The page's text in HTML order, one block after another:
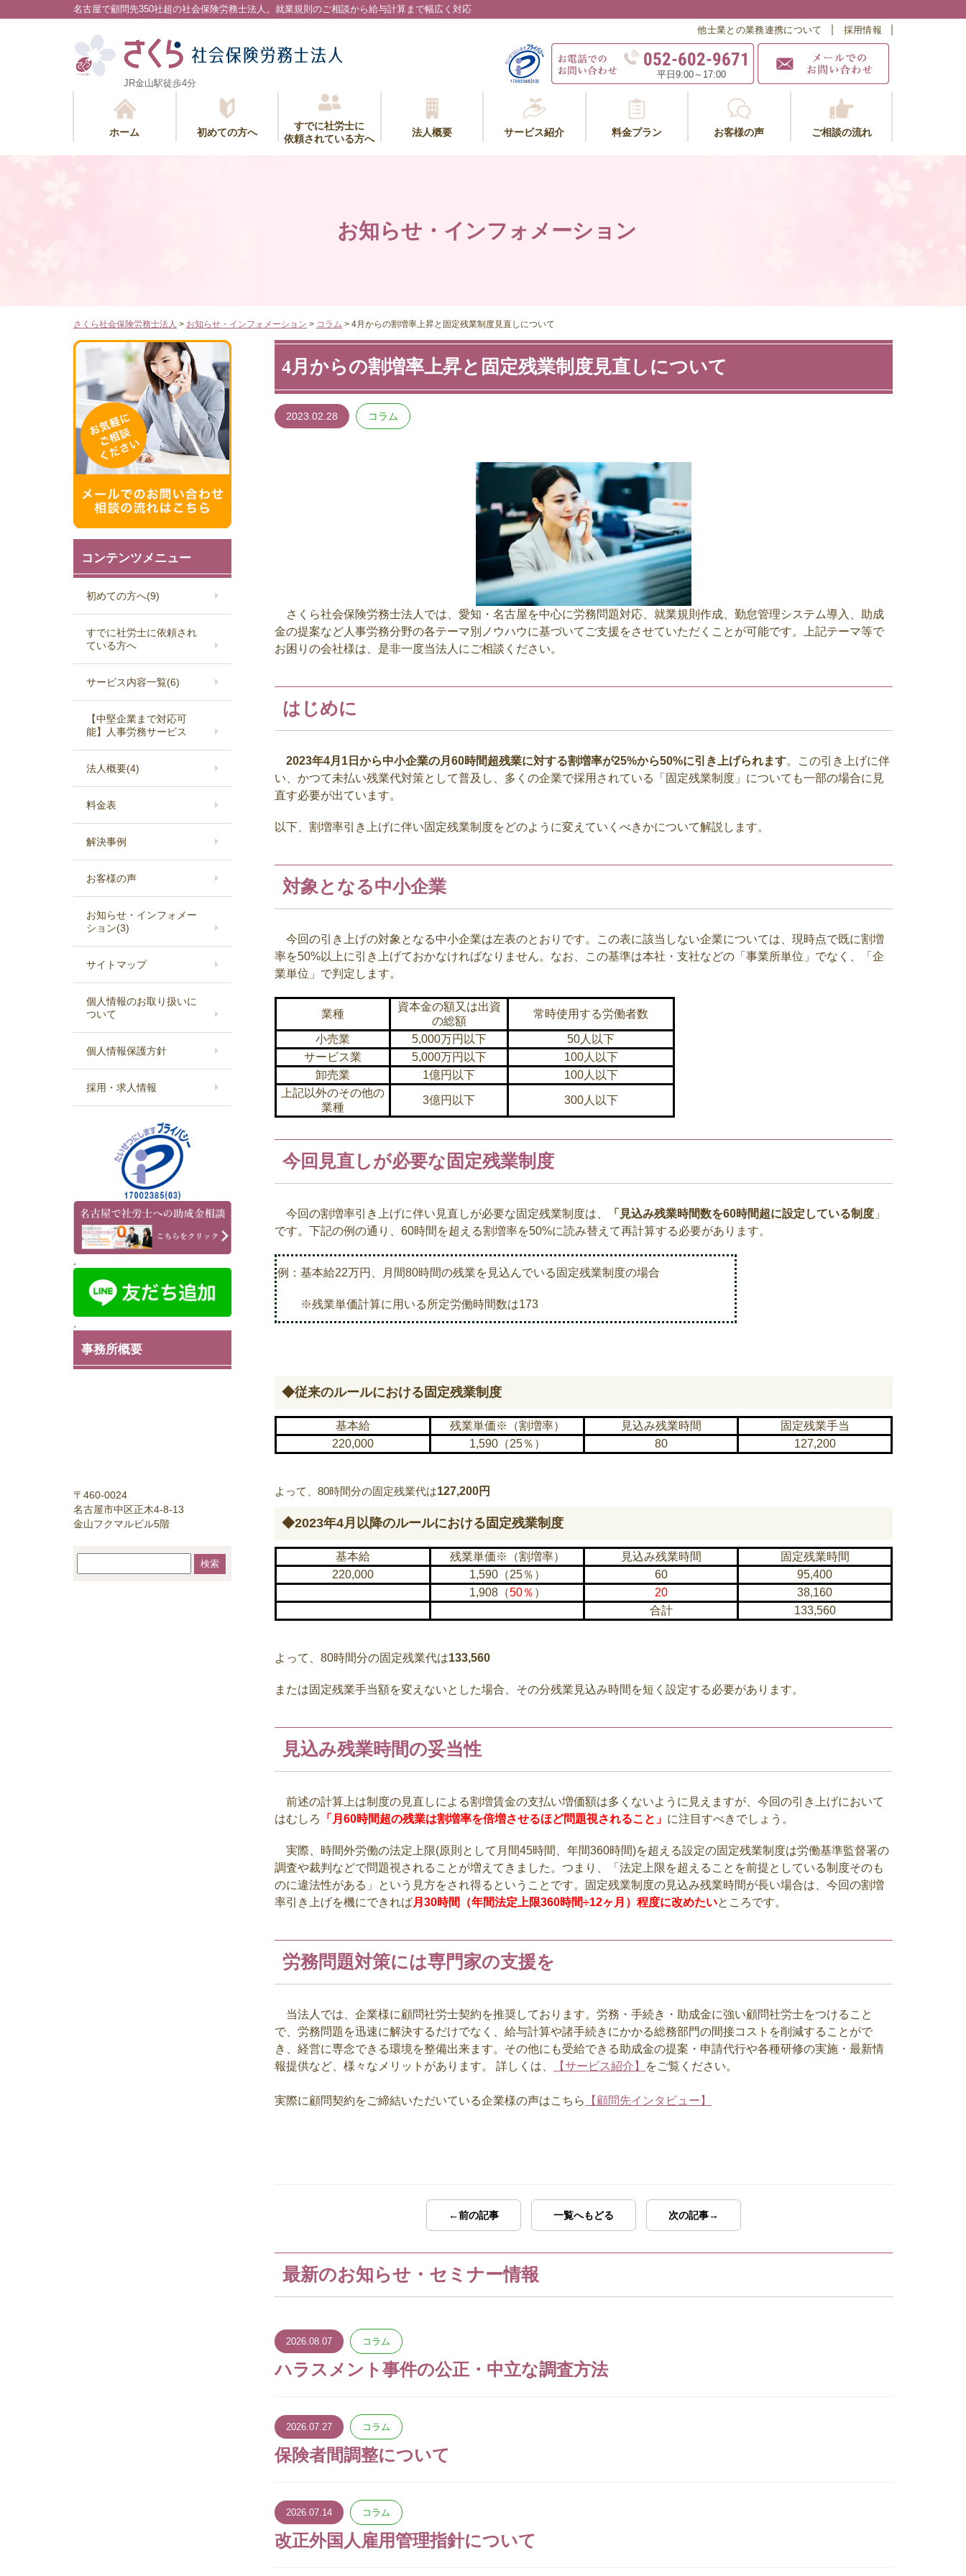
名古屋で顧問先350社超の社会保険労務士法人。 就業規則のご相談から給与計算まで幅広く対応
JR金山駅徒歩4分
他士業との業務連携について 採用情報
052-602-9671
平日9:00～17:00
ホーム 初めての方へ
すでに社労士に
依頼されている方へ
法人概要 サービス紹介 料金プラン お客様の声 ご相談の流れ
お知らせ・インフォメーション
さくら社会保険労務士法人 > お知らせ・インフォメーション > コラム > 4月からの割増率上昇と固定残業制度見直しについて
4月からの割増率上昇と固定残業制度見直しについて
2023.02.28 コラム
さくら社会保険労務士法人では、愛知・名古屋を中心に労務問題対応、就業規則作成、勤怠管理システム導入、助成
金の提案など人事労務分野の各テーマ別ノウハウに基づいてご支援をさせていただくことが可能です。上記テーマ等で
お困りの会社様は、是非一度当法人にご相談ください。
はじめに
2023年4月 1 日から中小企業の月 60時間超残業に対する割増率が25%から50%に引き上げられます。この引き上げに伴
い、かつて未払い残業代対策として普及し、多くの企業で採用されている「固定残業制度」についても一部の場合に見
直す必要が出ています。
以下、割増率引き上げに伴い固定残業制度をどのように変えていくべきかについて解説します。
対象となる中小企業
今回の引き上げの対象となる中小企業は左表のとおりです。この表に該当しない企業については、現時点で既に割増
率を50%以上に引き上げておかなければなりません。なお、この基準は本社・支社などの「事業所単位」でなく、「企
業単位」で判定します。
業種
資本金の額又は出資
の総額
常時使用する労働者数
小売業 5,000万円以下
50人以下
サービス業
5,000万円以下
100人以下
卸売業
1億円以下
100人以下
上記以外のその他の
業種
3億円以下 300人以下
今回見直しが必要な固定残業制度
今回の割増率引き上げに伴い見直しが必要な固定残業制度は、 「見込み残業時間数を60時間超に設定している制度 」
です。下記の例の通り、 60時間を超える割増率を50%に読み替えて再計算する必要があります。
例：基本給22万円、月間80時間の残業を見込んでいる固定残業制度の場合
※残業単価計算に用いる所定労働時間数は173
◆従来のルールにおける固定残業制度
基本給 残業単価※（割増率） 見込み残業時間
固定残業手当
220,000
1,590（25％） 80 127,200
よって、 80時間分の固定残業代は127,200円
◆2023年4月以降のルールにおける固定残業制度
基本給 残業単価※（割増率） 見込み残業時間
固定残業時間
220,000
1,590（25％） 60
95,400
1,908（50％ ） 20
38,160
合計
133,560
よって、 80時間分の固定残業代は133,560
または固定残業手当額を変えないとした場合、その分残業見込み時間を短く設定する必要があります。
見込み残業時間の妥当性
前述の計算上は制度の見直しによる割増賃金の支払い増価額は多くないように見えますが、今回の引き上げにおいて
はむしろ
「月60時間超の残業は割増率を倍増させるほど問題視されること」 に注目すべきでしょう。
実際、時間外労働の法定上限(原則として月間45時間、年間360時間)を超える設定の固定残業制度は労働基準監督署の
調査や裁判などで問題視されることが増えてきました。つまり、「法定上限を超えることを前提としている制度そのも
のに違法性がある」という見方をされ得るということです。固定残業制度の見込み残業時間が長い場合は、今回の割増
率引き上げを機にできれば月30時間（年間法定上限360時間÷12ヶ月）程度に改めたいところです。
労務問題対策には専門家の支援を
当法人では、企業様に顧問社労士契約を推奨しております。労務・手続き・助成金に強い顧問社労士をつけること
で、労務問題を迅速に解決するだけでなく、給与計算や諸手続きにかかる総務部門の間接コストを削減することがで
き、経営に専念できる環境を整備出来ます。その他にも受給できる助成金の提案・申請代行や各種研修の実施・最新情
報提供など、様々なメリットがあります。 詳しくは、
【サービス紹介】 をご覧ください。
実際に顧問契約をご締結いただいている企業様の声はこちら 【顧問先インタビュー】
←前の記事 一覧へもどる 次の記事→
最新のお知らせ・セミナー情報
2026.08.07 コラム
ハラスメント事件の公正・中立な調査方法
2026.07.27 コラム
保険者間調整について
2026.07.14 コラム
改正外国人雇用管理指針について
コンテンツメニュー
初めての方へ(9)
すでに社労士に依頼され
ている方へ
サービス内容一覧(6)
【中堅企業まで対応可
能】人事労務サービス
法人概要(4)
料金表
解決事例
お客様の声
お知らせ・インフォメー
ション(3)
サイトマップ
個人情報のお取り扱いに
ついて
個人情報保護方針
採用・求人情報
.
.
事務所概要
〒460-0024
名古屋市中区正木4-8-13
金山フクマルビル5階